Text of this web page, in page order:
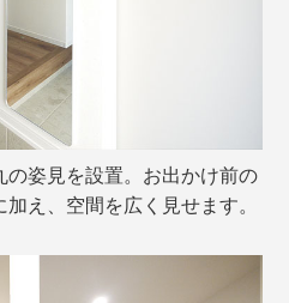
姿見を設置。お出かけ前の
え、空間を広く見せます。